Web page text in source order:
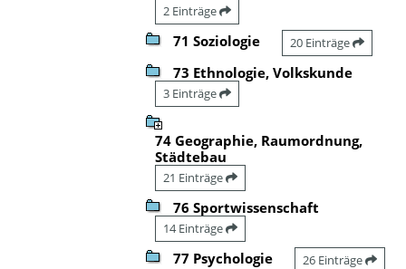
2 Einträge
71 Soziologie 20 Einträge
73 Ethnologie, Volkskunde
3 Einträge
74 Geographie, Raumordnung,
Städtebau
21 Einträge
76 Sportwissenschaft
14 Einträge
77 Psychologie 26 Einträge